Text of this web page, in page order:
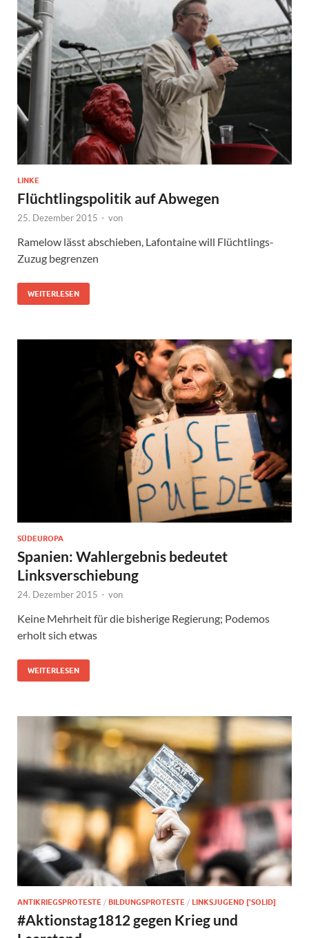
LINKE
Flüchtlingspolitik auf Abwegen
25. Dezember 2015 - von
Ramelow lässt abschieben, Lafontaine will Flüchtlings-
Zuzug begrenzen
WEITERLESEN
SÜDEUROPA
Spanien: Wahlergebnis bedeutet
Linksverschiebung
24. Dezember 2015 - von
Keine Mehrheit für die bisherige Regierung; Podemos
erholt sich etwas
WEITERLESEN
ANTIKRIEGSPROTESTE / BILDUNGSPROTESTE / LINKSJUGEND ['SOLID]
#Aktionstag1812 gegen Krieg und